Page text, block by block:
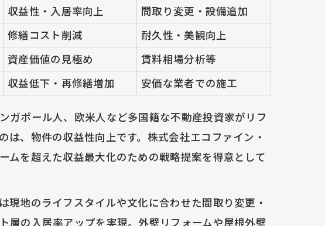
ント
ト
収益性・入居率向上
間取り変更・設備追加
修繕コスト削減
耐久性・美観向上
資産価値の見極め
賃料相場分析等
収益低下・再修繕増加 安価な業者での施工
ガポール人、欧米人など多国籍な不動産投資家がリフ
は、物件の収益性向上です。株式会社エコファイン・
ムを超えた収益最大化のための戦略提案を得意として
現地のライフスタイルや文化に合わせた間取り変更・
層の入居率アップを実現。外壁リフォームや屋根外壁